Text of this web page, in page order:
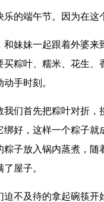
的端午节。因为在这
和妹妹一起跟着外婆
粽叶、糯米、花生
手时刻。
我们首先把粽叶对折
绑好，这样一个粽子
子放入锅内蒸煮，随
屋子。
迫不及待的拿起碗筷